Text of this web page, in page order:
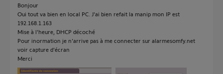
Bonjour
Oui tout va bien en local PC. J'ai bien refait la manip mon IP est
192.168.1.163
Mise à l'heure, DHCP décoché
Pour inormation je n'arrive pas à me connecter sur alarmesomfy.net
voir capture d'écran
Merci